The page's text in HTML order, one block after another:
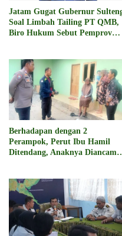
Jatam Gugat Gubernur
Soal Limbah Tailing PT QMB,
Biro Hukum Sebut Pemprov
Berhadapan dengan 2
Perampok, Perut Ibu Hamil
Ditendang, Anaknya Diancam